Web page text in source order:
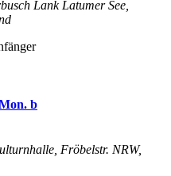
Lank Latumer See,
b
Fröbelstr. NRW,